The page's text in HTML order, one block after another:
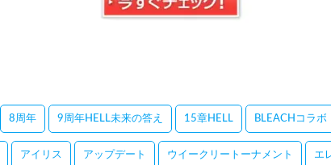
8周年 9周年HELL未来の答え 15章HELL BLEACHコラボ
アイリス アップデート ウイークリートーナメント エ